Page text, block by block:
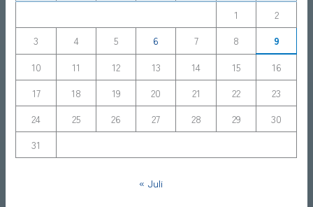
1
2
3
4 5 6 7 8
9
10
11 12 13 14 15
16
17
18 19 20 21 22
23
24
25 26 27 28 29
30
31
« Juli